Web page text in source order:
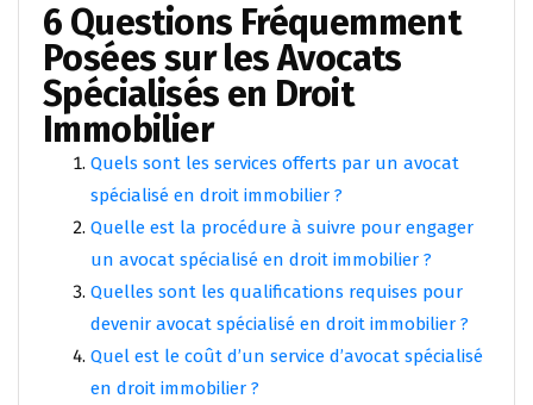
6 Questions Fréquemment
Posées sur les Avocats
Spécialisés en Droit
Immobilier
Quels sont les services offerts par un avocat
spécialisé en droit immobilier ?
Quelle est la procédure à suivre pour engager
un avocat spécialisé en droit immobilier ?
Quelles sont les qualifications requises pour
devenir avocat spécialisé en droit immobilier ?
Quel est le coût d’un service d’avocat spécialisé
en droit immobilier ?